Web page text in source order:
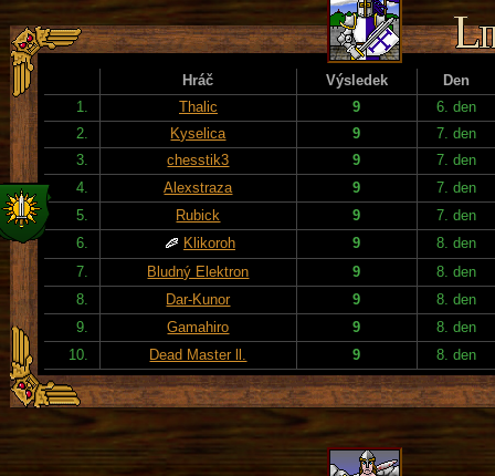
Hráč Výsledek
Den
1.
Thalic 9
6. den
2.
Kyselica 9
7. den
3.
chesstik3 9
7. den
4.
Alexstraza 9
7. den
5.
Rubick 9
7. den
6.
Klikoroh 9
8. den
7.
Bludný Elektron 9
8. den
8.
Dar-Kunor 9
8. den
9.
Gamahiro 9
8. den
10.
Dead Master ll. 9 8. den